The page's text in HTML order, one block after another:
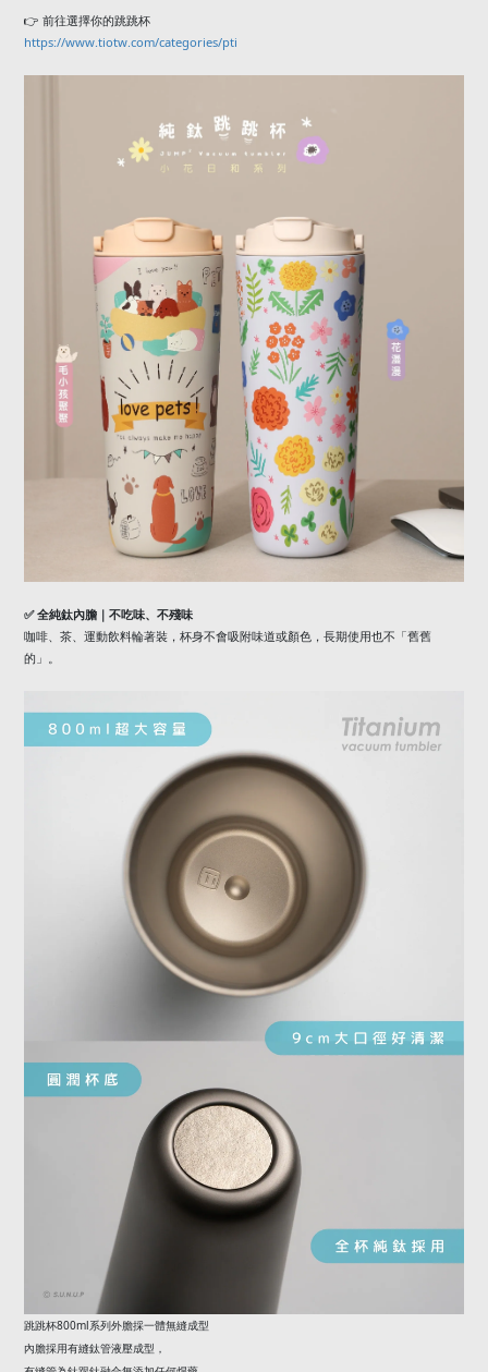
👉 前往選擇你的跳跳杯
https://www.tiotw.com/categories/pti
✅ 全純鈦內膽｜不吃味、不殘味
咖啡、茶、運動飲料輪著裝，杯身不會吸附味道或顏色，長期使用也不「舊舊
的」。
跳跳杯800ml系列外膽採一體無縫成型
內膽採用有縫鈦管液壓成型，